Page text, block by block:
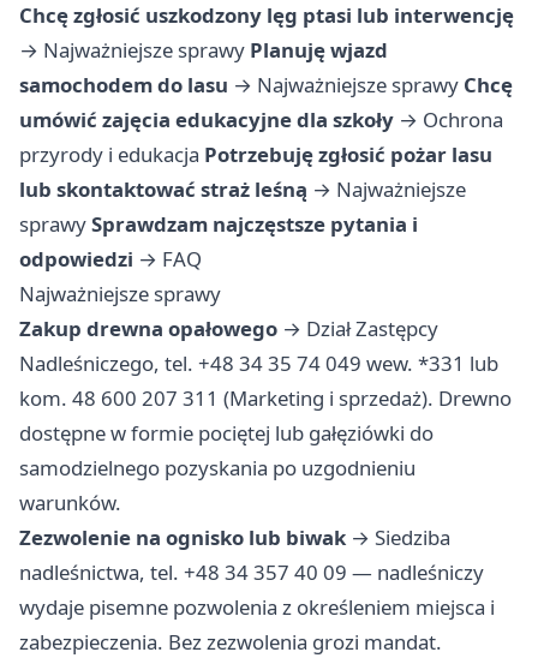
Chcę zgłosić uszkodzony lęg ptasi lub interwencję
→ Najważniejsze sprawy Planuję wjazd
samochodem do lasu → Najważniejsze sprawy Chcę
umówić zajęcia edukacyjne dla szkoły → Ochrona
przyrody i edukacja Potrzebuję zgłosić pożar lasu
lub skontaktować straż leśną → Najważniejsze
sprawySprawdzam najczęstsze pytania i
odpowiedzi → FAQ
Najważniejsze sprawy
Zakup drewna opałowego → Dział Zastępcy
Nadleśniczego, tel. +48 34 35 74 049 wew. *331 lub
kom. 48 600 207 311 (Marketing i sprzedaż). Drewno
dostępne w formie pociętej lub gałęziówki do
samodzielnego pozyskania po uzgodnieniu
warunków.
Zezwolenie na ognisko lub biwak → Siedziba
nadleśnictwa, tel. +48 34 357 40 09 — nadleśniczy
wydaje pisemne pozwolenia z określeniem miejsca i
zabezpieczenia. Bez zezwolenia grozi mandat.